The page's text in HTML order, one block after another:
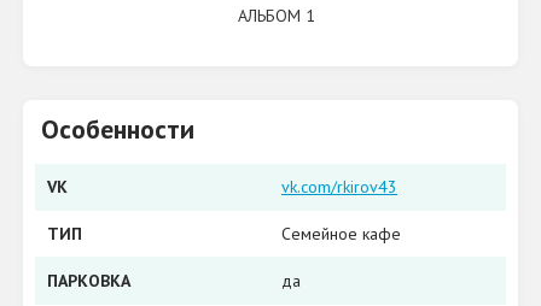
Особенности
VK vk.com/rkirov43
ТИП Семейное кафе
ПАРКОВКА да
АЛЬБОМ 1